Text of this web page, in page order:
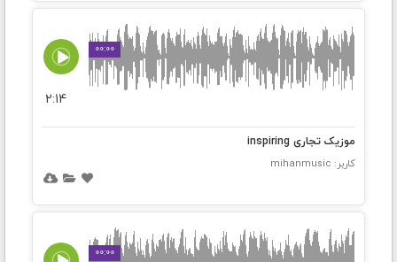
00:00
2:14
موزیک تجاری inspiring
کاربر: mihanmusic
00:00